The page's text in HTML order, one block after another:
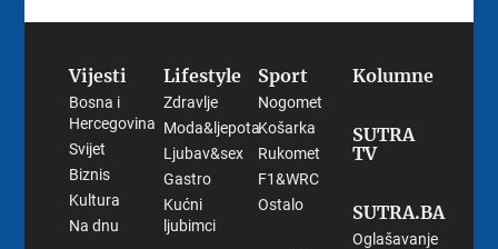
Vijesti
Bosna i
Hercegovina
Svijet
Biznis
Kultura
Na dnu
Lifestyle
Zdravlje
Moda&ljepota
Ljubav&sex
Gastro
Kućni
ljubimci
Sport
Nogomet
Košarka
Rukomet
F1&WRC
Ostalo
Kolumne
SUTRA
TV
SUTRA.BA
Oglašavanje